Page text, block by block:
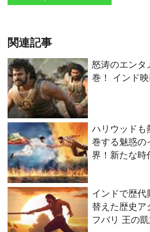
関連記事
怒涛のエンタ
巻！ インド映
ハリウッドも
巻する魅惑の
界！新たな時
インドで歴代
替えた歴史ア
フバリ 王の